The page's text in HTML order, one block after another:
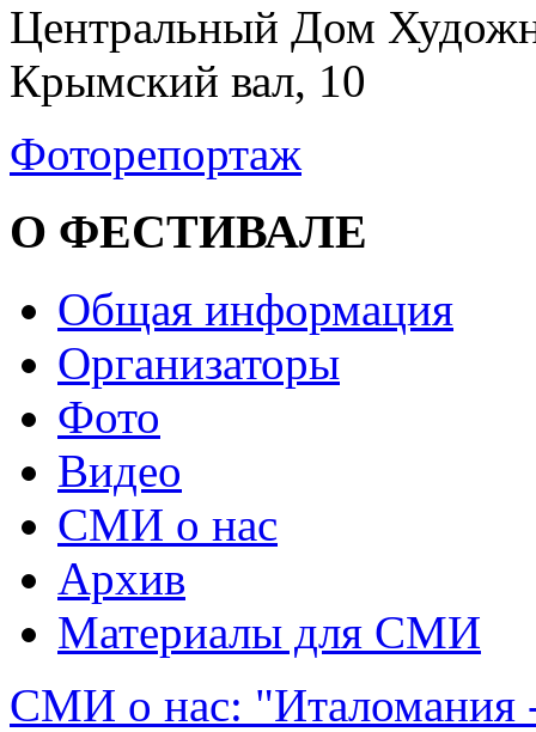
Центральный Дом
Крымский вал, 10
Фоторепортаж
О ФЕСТИВАЛЕ
Общая информация
Организаторы
Фото
Видео
СМИ о нас
Архив
Материалы для СМИ
СМИ о нас: "Италомания